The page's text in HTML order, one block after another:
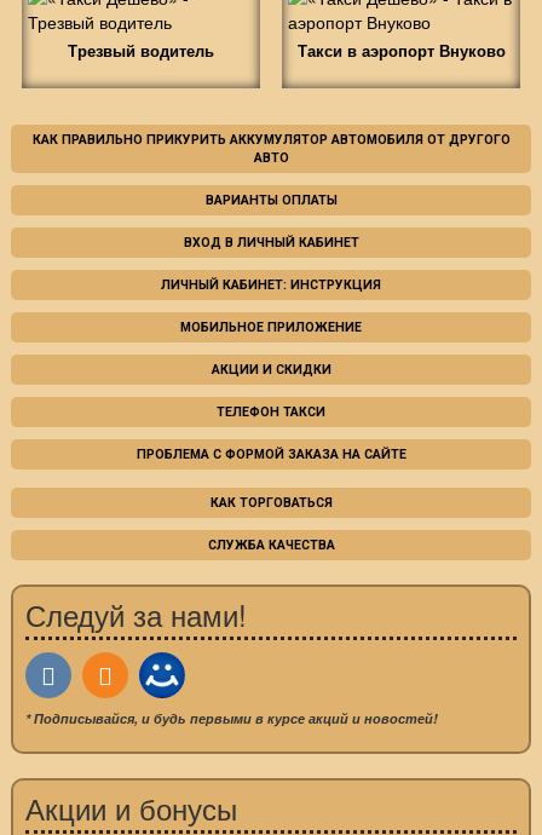
Трезвый водитель Такси в аэропорт Внуково
КАК ПРАВИЛЬНО ПРИКУРИТЬ АККУМУЛЯТОР АВТОМОБИЛЯ ОТ ДРУГОГО
АВТО
ВАРИАНТЫ ОПЛАТЫ
ВХОД В ЛИЧНЫЙ КАБИНЕТ
ЛИЧНЫЙ КАБИНЕТ: ИНСТРУКЦИЯ
МОБИЛЬНОЕ ПРИЛОЖЕНИЕ
АКЦИИ И СКИДКИ
ТЕЛЕФОН ТАКСИ
ПРОБЛЕМА С ФОРМОЙ ЗАКАЗА НА САЙТЕ
КАК ТОРГОВАТЬСЯ
СЛУЖБА КАЧЕСТВА
Следуй за нами!
* Подписывайся, и будь первыми в курсе акций и новостей!
Акции и бонусы